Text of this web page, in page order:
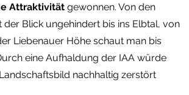
Attraktivität gewonnen. Von den
der Blick ungehindert bis ins Elbtal, von
Liebenauer Höhe schaut man bis
eine Aufhaldung der IAA würde
nachhaltig zerstört